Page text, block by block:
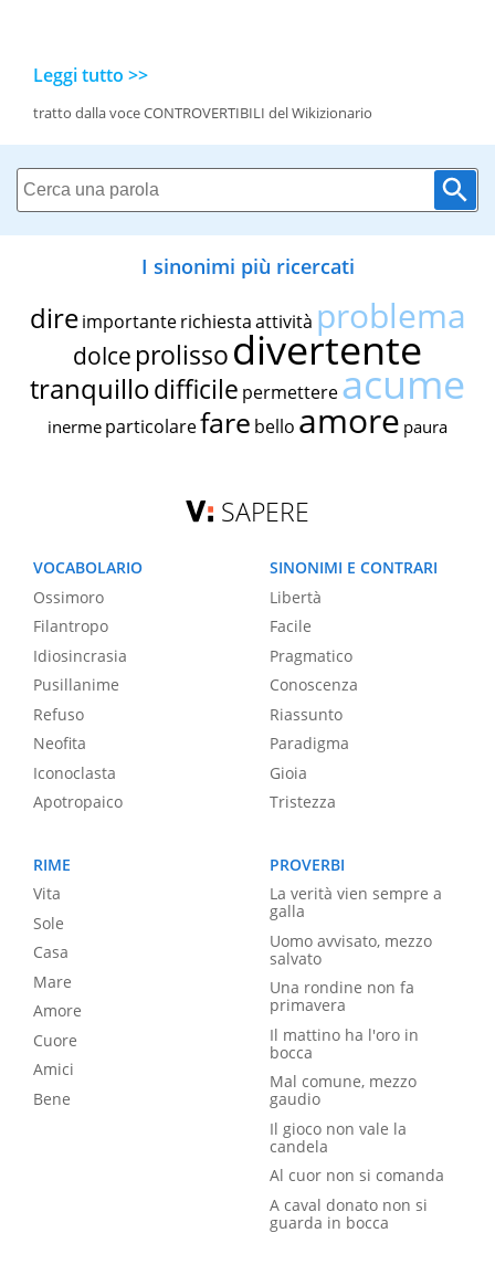
Leggi tutto >>
tratto dalla voce CONTROVERTIBILI del Wikizionario
I sinonimi più ricercati
dire importante richiestaattività problema
dolce prolissodivertente
tranquillodifficile permettereacume
inerme particolarefare bello amore paura
SAPERE
VOCABOLARIO
Ossimoro
Filantropo
Idiosincrasia
Pusillanime
Refuso
Neofita
Iconoclasta
Apotropaico
SINONIMI E CONTRARI
Libertà
Facile
Pragmatico
Conoscenza
Riassunto
Paradigma
Gioia
Tristezza
RIME
Vita
Sole
Casa
Mare
Amore
Cuore
Amici
Bene
PROVERBI
La verità vien sempre a
galla
Uomo avvisato, mezzo
salvato
Una rondine non fa
primavera
Il mattino ha l'oro in
bocca
Mal comune, mezzo
gaudio
Il gioco non vale la
candela
Al cuor non si comanda
A caval donato non si
guarda in bocca